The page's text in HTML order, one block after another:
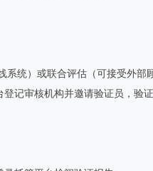
统）或联合评估（可接受外部
记审核机构并邀请验证员，验